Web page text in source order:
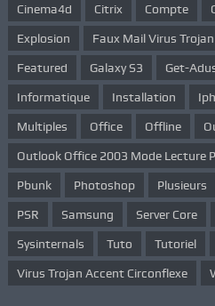
Cinema4d Citrix Compte
Explosion Faux Mail Virus
Featured Galaxy S3 Get-
Informatique Installation
Multiples Office Offline
Outlook Office 2003 Mode Lecture
Pbunk Photoshop Plusieurs
PSR Samsung Server Core
Sysinternals Tuto Tutoriel
Virus Trojan Accent Circonflexe